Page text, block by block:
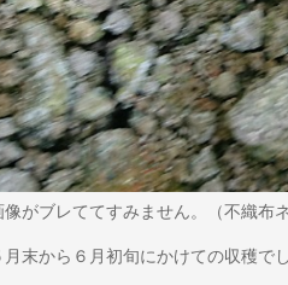
がブレててすみません。（不織布
月末から６月初旬にかけての収穫で